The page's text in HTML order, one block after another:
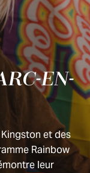
EN-
et des
Rainbow
leur